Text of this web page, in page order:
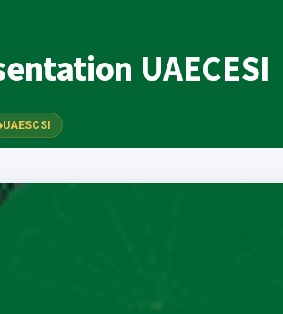
UAECESI
UAESCSI